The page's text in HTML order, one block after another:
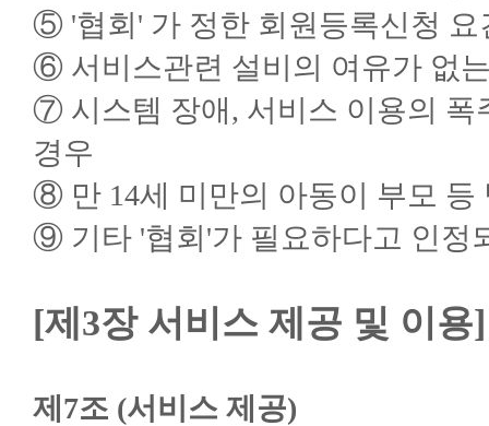
⑤ '협회' 가 정한 회원등록신청 요
⑥ 서비스관련 설비의 여유가 없
⑦ 시스템 장애, 서비스 이용의 폭
경우
⑧ 만 14세 미만의 아동이 부모 등
⑨ 기타 '협회'가 필요하다고 인정
[제3장 서비스 제공 및 이용]
제7조 (서비스 제공)